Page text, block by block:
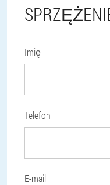
Imię
Telefon
E-mail